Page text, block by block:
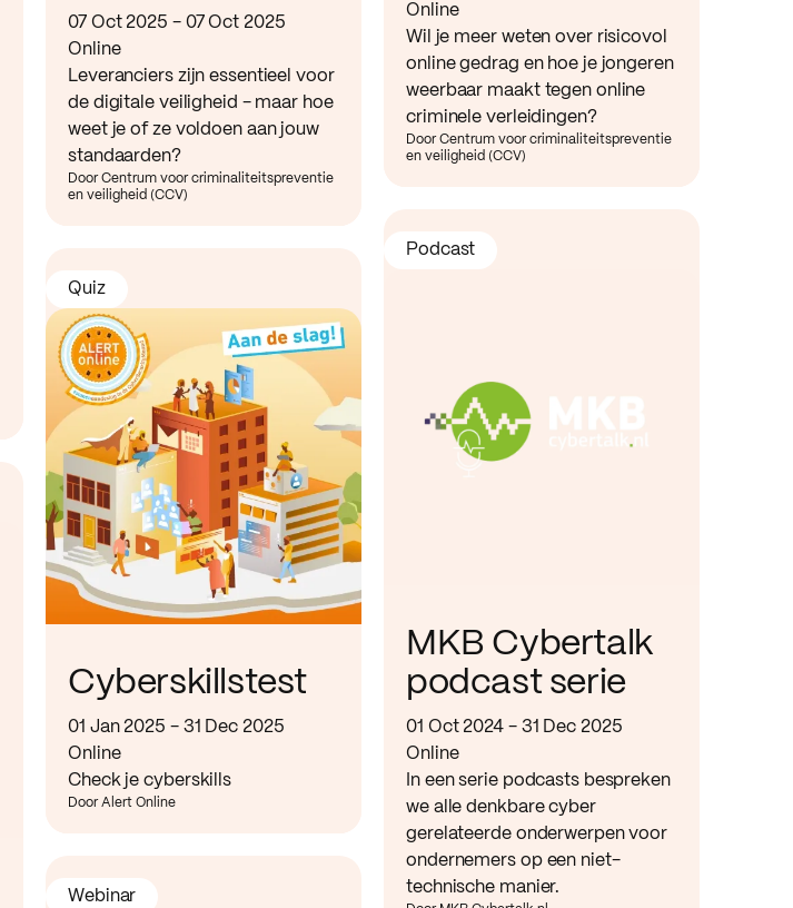
07 Oct 2025 - 07 Oct 2025
Online
Leveranciers zijn essentieel voor
de digitale veiligheid - maar hoe
weet je of ze voldoen aan jouw
standaarden?
Door Centrum voor criminaliteitspreventie
en veiligheid (CCV)
Online
Wil je meer weten over risicovol
online gedrag en hoe je jongeren
weerbaar maakt tegen online
criminele verleidingen?
Door Centrum voor criminaliteitspreventie
en veiligheid (CCV)
MKB Cybertalk
podcast serie
01 Oct 2024 - 31 Dec 2025
Online
In een serie podcasts bespreken
we alle denkbare cyber
gerelateerde onderwerpen voor
ondernemers op een niet-
technische manier.
Podcast
Cyberskillstest
01 Jan 2025 - 31 Dec 2025
Online
Check je cyberskills
Door Alert Online
Quiz
Webinar